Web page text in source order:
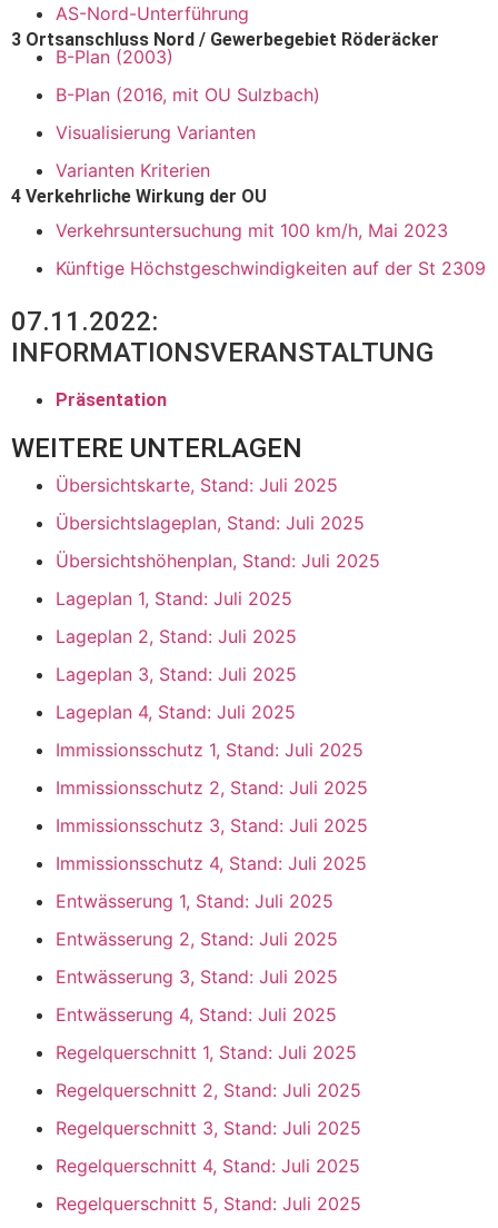
AS-Nord-Unterführung
3 Ortsanschluss Nord / Gewerbegebiet Röderäcker
B-Plan (2003)
B-Plan (2016, mit OU Sulzbach)
Visualisierung Varianten
Varianten Kriterien
4 Verkehrliche Wirkung der OU
Verkehrsuntersuchung mit 100 km/h, Mai 2023
Künftige Höchstgeschwindigkeiten auf der St 2309
07.11.2022:
INFORMATIONS­VERANSTALTUNG​
Präsentation
WEITERE UNTERLAGEN
Übersichtskarte, Stand: Juli 2025
Übersichtslageplan, Stand: Juli 2025
Übersichtshöhenplan, Stand: Juli 2025
Lageplan 1, Stand: Juli 2025
Lageplan 2, Stand: Juli 2025
Lageplan 3, Stand: Juli 2025
Lageplan 4, Stand: Juli 2025
Immissionsschutz 1, Stand: Juli 2025
Immissionsschutz 2, Stand: Juli 2025
Immissionsschutz 3, Stand: Juli 2025
Immissionsschutz 4, Stand: Juli 2025
Entwässerung 1, Stand: Juli 2025
Entwässerung 2, Stand: Juli 2025
Entwässerung 3, Stand: Juli 2025
Entwässerung 4, Stand: Juli 2025
Regelquerschnitt 1, Stand: Juli 2025
Regelquerschnitt 2, Stand: Juli 2025
Regelquerschnitt 3, Stand: Juli 2025
Regelquerschnitt 4, Stand: Juli 2025
Regelquerschnitt 5, Stand: Juli 2025